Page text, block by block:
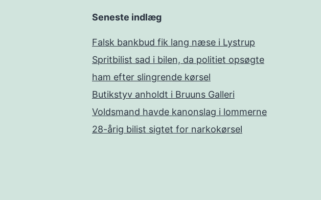
Seneste indlæg
Falsk bankbud fik lang næse i Lystrup
Spritbilist sad i bilen, da politiet opsøgte
ham efter slingrende kørsel
Butikstyv anholdt i Bruuns Galleri
Voldsmand havde kanonslag i lommerne
28-årig bilist sigtet for narkokørsel